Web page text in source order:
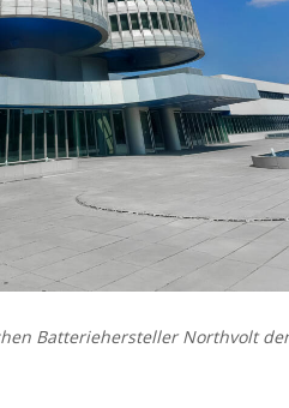
Batteriehersteller Northvolt